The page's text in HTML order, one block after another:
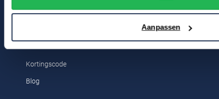
Aanpassen
Vanguard
Alle Merken
2311 CX Leiden
Voor jou
Kortingscode
Blog